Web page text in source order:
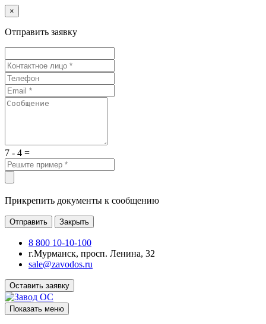
×
Отправить заявку
7 - 4 =
Прикрепить документы к сообщению
Отправить Закрыть
8 800 10-10-100
г.Мурманск, просп. Ленина, 32
sale@zavodos.ru
Оставить заявку
Показать меню